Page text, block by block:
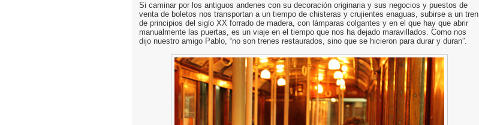
Si caminar por los antiguos andenes con su decoración originaria y sus negocios y puestos de
venta de boletos nos transportan a un tiempo de chisteras y crujientes enaguas, subirse a un tren
de principios del siglo XX forrado de madera, con lámparas colgantes y en el que hay que abrir
manualmente las puertas, es un viaje en el tiempo que nos ha dejado maravillados. Como nos
dijo nuestro amigo Pablo, “no son trenes restaurados, sino que se hicieron para durar y duran”.